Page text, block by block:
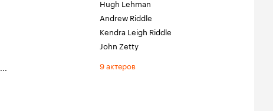
...
Hugh Lehman
Andrew Riddle
Kendra Leigh Riddle
John Zetty
9 актеров